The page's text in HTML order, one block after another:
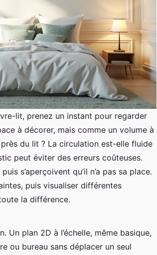
lit, prenez un instant pour regarder
à décorer, mais comme un volume à
du lit ? La circulation est-elle fluide
peut éviter des erreurs coûteuses.
s’aperçoivent qu’il n’a pas sa place.
puis visualiser différentes
la différence.
Un plan 2D à l’échelle, même basique,
ou bureau sans déplacer un seul